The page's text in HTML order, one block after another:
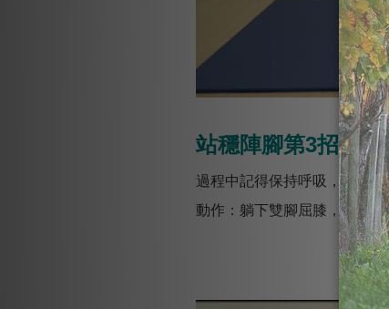
站穩陣腳第3招【
過程中記得保持呼吸，肩膀
動作：躺下雙腳屈膝，一隻